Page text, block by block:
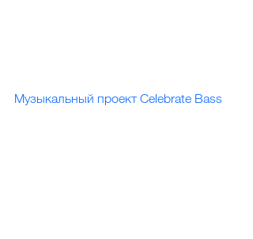
Музыкальный проект Celebrate Bass